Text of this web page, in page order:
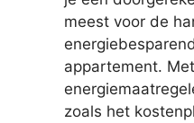
meest voor de
appartement.
zoals het